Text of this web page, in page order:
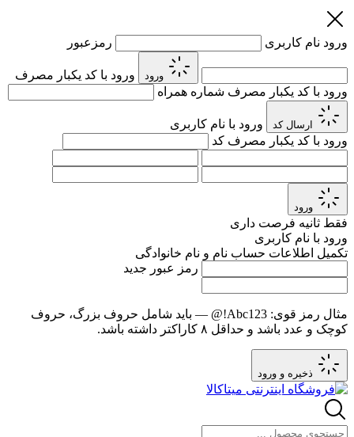
ورود نام کاربری رمزعبور
ورود
ورود با کد یکبار مصرف
ورود با کد یکبار مصرف شماره همراه
ارسال کد
ورود با نام کاربری
ورود با کد یکبار مصرف کد
ورود
فقط ثانیه فرصت داری
ورود با نام کاربری
تکمیل اطلاعات حساب نام و نام خانوادگی
رمز عبور جدید
مثال رمز قوی: Abc123!@
— باید شامل حروف بزرگ، حروف
کوچک و عدد باشد و حداقل ۸ کاراکتر داشته باشد.
ذخیره و ورود